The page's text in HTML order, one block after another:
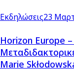
Εκδηλώσεις23
Horizon Europe
Marie